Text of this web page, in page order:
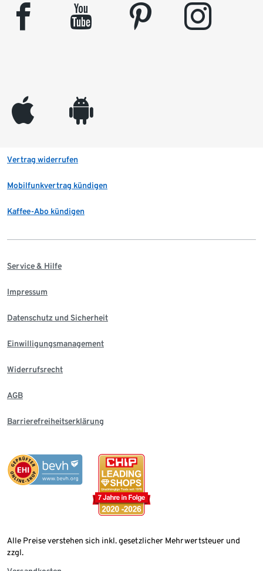
facebook youtube pinterest instagram
appleinc android
Vertrag widerrufen
Mobilfunkvertrag kündigen
Kaffee-Abo kündigen
Service & Hilfe
Impressum
Datenschutz und Sicherheit
Einwilligungsmanagement
Widerrufsrecht
AGB
Barrierefreiheitserklärung
Alle Preise verstehen sich inkl. gesetzlicher Mehrwertsteuer und
zzgl.